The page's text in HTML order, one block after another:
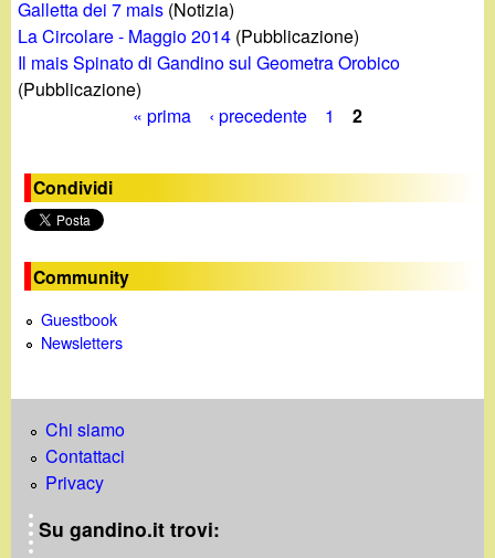
Galletta dei 7 mais (Notizia)
La Circolare - Maggio 2014 (Pubblicazione)
Il mais Spinato di Gandino sul Geometra Orobico
(Pubblicazione)
a
g
i
n
e
« prima ‹ precedente 1 2
Condividi
Community
Guestbook
Newsletters
Chi siamo
Contattaci
Privacy
Su gandino.it trovi: